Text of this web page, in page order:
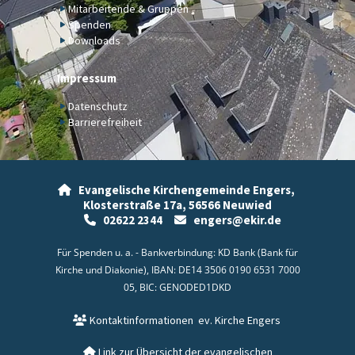
Mitarbeitende & Gruppen
Spenden
Downloads
Impressum
Datenschutz
Barrierefreiheit

Evangelische Kirchengemeinde Engers,
Klosterstraße 17a, 56566 Neuwied
02622 2344 engers@ekir.de
Für Spenden u. a. - Bankverbindung: KD Bank (Bank für
Kirche und Diakonie), IBAN: DE14 3506 0190 6531 7000
05, BIC: GENODED1DKD
Kontaktinformationen ev. Kirche Engers
Link zur Übersicht der evangelischen